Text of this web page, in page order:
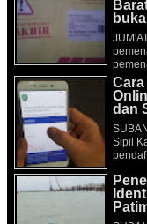
dan
Sipil